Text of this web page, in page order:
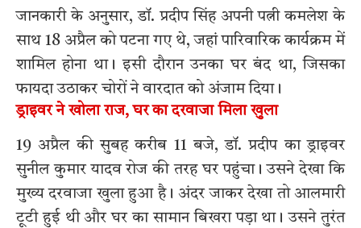
जानकारी के अनुसार, डॉ. प्रदीप सिंह अपनी पत्नी कमलेश के
साथ 18 अप्रैल को पटना गए थे, जहां पारिवारिक कार्यक्रम में
शामिल होना था। इसी दौरान उनका घर बंद था, जिसका
फायदा उठाकर चोरों ने वारदात को अंजाम दिया।
ड्राइवर ने खोला राज, घर का दरवाजा मिला खुला
19 अप्रैल की सुबह करीब 11 बजे, डॉ. प्रदीप का ड्राइवर
सुनील कुमार यादव रोज की तरह घर पहुंचा। उसने देखा कि
मुख्य दरवाजा खुला हुआ है। अंदर जाकर देखा तो आलमारी
टूटी हुई थी और घर का सामान बिखरा पड़ा था। उसने तुरंत